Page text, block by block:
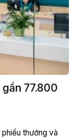
77.800
thưởng và